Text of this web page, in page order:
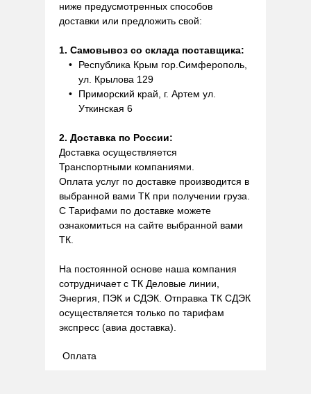
ниже предусмотренных способов
доставки или предложить свой:
1. Самовывоз со склада поставщика:
Республика Крым гор.Симферополь,
ул. Крылова 129
Приморский край, г. Артем ул.
Уткинская 6
2. Доставка по России:
Доставка осуществляется
Транспортными компаниями.
Оплата услуг по доставке производится в
выбранной вами ТК при получении груза.
С Тарифами по доставке можете
ознакомиться на сайте выбранной вами
ТК.
На постоянной основе наша компания
сотрудничает с ТК Деловые линии,
Энергия, ПЭК и СДЭК. Отправка ТК СДЭК
осуществляется только по тарифам
экспресс (авиа доставка).
Оплата